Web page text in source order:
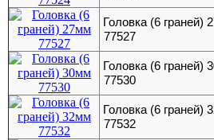
Головка (6 граней)
77527
Головка (6 граней)
77530
Головка (6 граней)
77532